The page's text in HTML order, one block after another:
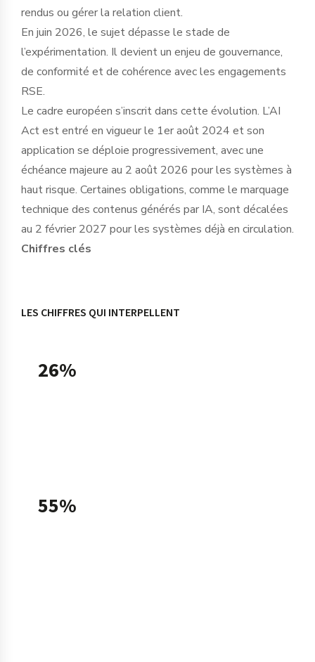
rendus ou gérer la relation client.
En juin 2026, le sujet dépasse le stade de
l’expérimentation. Il devient un enjeu de gouvernance,
de conformité et de cohérence avec les engagements
RSE.
Le cadre européen s’inscrit dans cette évolution. L’AI
Act est entré en vigueur le 1er août 2024 et son
application se déploie progressivement, avec une
échéance majeure au 2 août 2026 pour les systèmes à
haut risque. Certaines obligations, comme le marquage
technique des contenus générés par IA, sont décalées
au 2 février 2027 pour les systèmes déjà en circulation.
Chiffres clés
LES CHIFFRES QUI INTERPELLENT
26%
55%